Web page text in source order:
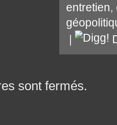
entretien,
|
sont fermés.